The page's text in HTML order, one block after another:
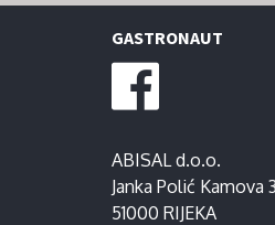
GASTRONAUT
ABISAL d.o.o.
Janka Polić Kamova
51000 RIJEKA